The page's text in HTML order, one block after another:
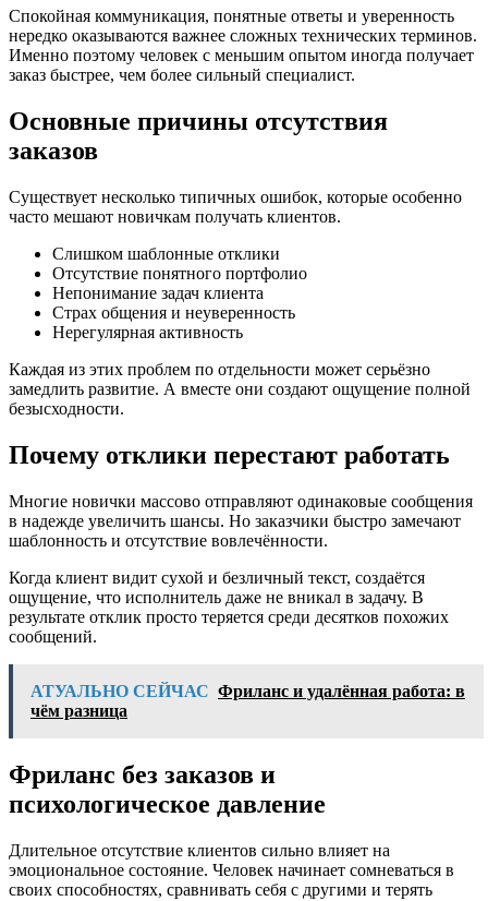
Спокойная коммуникация, понятные ответы и уверенность
нередко оказываются важнее сложных технических терминов.
Именно поэтому человек с меньшим опытом иногда получает
заказ быстрее, чем более сильный специалист.
Основные причины отсутствия
заказов
Существует несколько типичных ошибок, которые особенно
часто мешают новичкам получать клиентов.
Слишком шаблонные отклики
Отсутствие понятного портфолио
Непонимание задач клиента
Страх общения и неуверенность
Нерегулярная активность
Каждая из этих проблем по отдельности может серьёзно
замедлить развитие. А вместе они создают ощущение полной
безысходности.
Почему отклики перестают работать
Многие новички массово отправляют одинаковые сообщения
в надежде увеличить шансы. Но заказчики быстро замечают
шаблонность и отсутствие вовлечённости.
Когда клиент видит сухой и безличный текст, создаётся
ощущение, что исполнитель даже не вникал в задачу. В
результате отклик просто теряется среди десятков похожих
сообщений.
АТУАЛЬНО СЕЙЧАС Фриланс и удалённая работа: в
чём разница
Фриланс без заказов и
психологическое давление
Длительное отсутствие клиентов сильно влияет на
эмоциональное состояние. Человек начинает сомневаться в
своих способностях, сравнивать себя с другими и терять